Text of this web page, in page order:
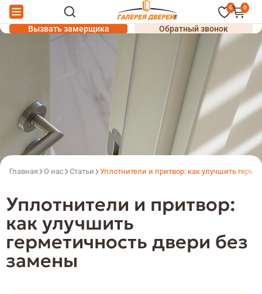
0 0
Вызвать замерщика Обратный звонок
Главная О нас Статьи Уплотнители и притвор: как улучшить
Уплотнители и притвор:
как улучшить
герметичность двери без
замены